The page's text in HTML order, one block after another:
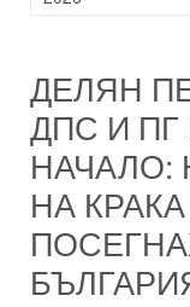
ДЕЛЯН
ДПС И
НАЧАЛО:
НА